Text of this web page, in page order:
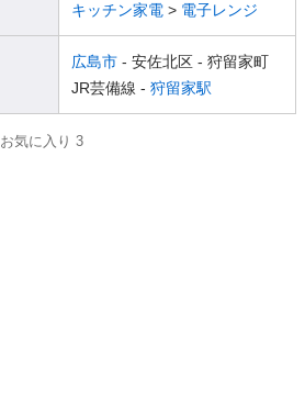
キッチン家電 > 電子レンジ
広島市 - 安佐北区 - 狩留家町
JR芸備線 - 狩留家駅
お気に入り 3